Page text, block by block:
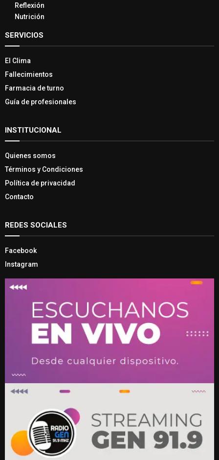
Reflexión
Nutrición
SERVICIOS
El Clima
Fallecimientos
Farmacia de turno
Guía de profesionales
INSTITUCIONAL
Quienes somos
Términos y Condiciones
Política de privacidad
Contacto
REDES SOCIALES
Facebook
Instagram